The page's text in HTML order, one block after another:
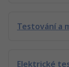
Testování a
Elektrické